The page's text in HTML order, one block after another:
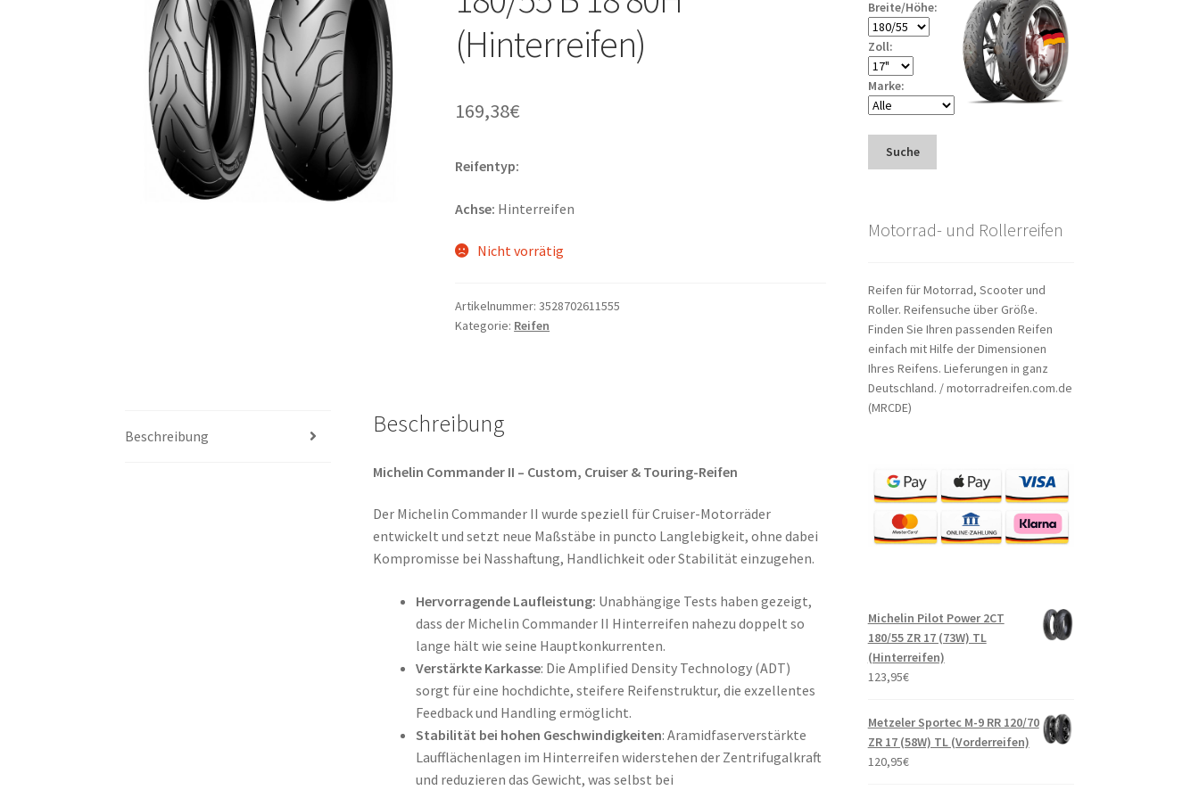
(Hinterreifen)
169,38€
Reifentyp:
Achse: Hinterreifen
Nicht vorrätig
Artikelnummer:3528702611555
Kategorie: Reifen
Beschreibung Beschreibung
Michelin Commander II – Custom, Cruiser & Touring-Reifen
Der Michelin Commander II wurde speziell für Cruiser-Motorräder
entwickelt und setzt neue Maßstäbe in puncto Langlebigkeit, ohne dabei
Kompromisse bei Nasshaftung, Handlichkeit oder Stabilität einzugehen.
Hervorragende Laufleistung: Unabhängige Tests haben gezeigt,
dass der Michelin Commander II Hinterreifen nahezu doppelt so
lange hält wie seine Hauptkonkurrenten.
Verstärkte Karkasse: Die Amplified Density Technology (ADT)
sorgt für eine hochdichte, steifere Reifenstruktur, die exzellentes
Feedback und Handling ermöglicht.
Stabilität bei hohen Geschwindigkeiten: Aramidfaserverstärkte
Laufflächenlagen im Hinterreifen widerstehen der Zentrifugalkraft
und reduzieren das Gewicht, was selbst bei
Breite/Höhe:
Zoll:
Marke:
Suche
Motorrad- und Rollerreifen
Reifen für Motorrad, Scooter und
Roller. Reifensuche über Größe.
Finden Sie Ihren passenden Reifen
einfach mit Hilfe der Dimensionen
Ihres Reifens. Lieferungen in ganz
Deutschland. / motorradreifen.com.de
(MRCDE)
Michelin Pilot Power 2CT
180/55 ZR 17 (73W) TL
(Hinterreifen)
123,95€
Metzeler Sportec M-9 RR 120/70
ZR 17 (58W) TL (Vorderreifen)
120,95€